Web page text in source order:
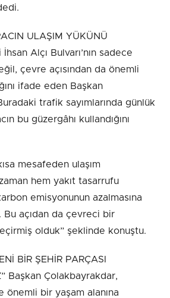
ULAŞIM YÜKÜNÜ
Alçı Bulvarı’nın sadece
çevre açısından da önemli
ifade eden Başkan
trafik sayımlarında günlük
bu güzergâhı kullandığını
mesafeden ulaşım
hem yakıt tasarrufu
emisyonunun azalmasına
Bu açıdan da çevreci bir
olduk” şeklinde konuştu.
BİR ŞEHİR PARÇASI
Başkan Çolakbayrakdar,
önemli bir yaşam alanına